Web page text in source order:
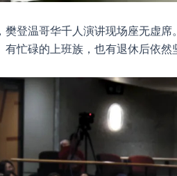
樊登温哥华千人演讲现场座无虚席。
有忙碌的上班族，也有退休后依然